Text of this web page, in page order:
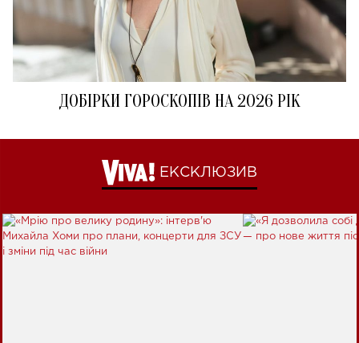
ДОБІРКИ ГОРОСКОПІВ НА 2026 РІК
ЕКСКЛЮЗИВ